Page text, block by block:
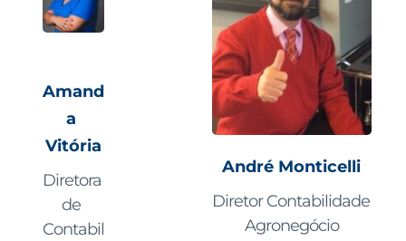
Amand
a
Vitória
Diretora
de
Contabil
André Monticelli
Diretor Contabilidade
Agronegócio